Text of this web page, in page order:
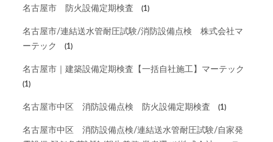
名古屋市 防火設備定期検査 (1)
名古屋市/連結送水管耐圧試験/消防設備点検 株式会社マ
ーテック
(1)
名古屋市｜建築設備定期検査【一括自社施工】マーテック
(1)
名古屋市中区 消防設備点検 防火設備定期検査 (1)
名古屋市中区 消防設備点検/連結送水管耐圧試験/自家発